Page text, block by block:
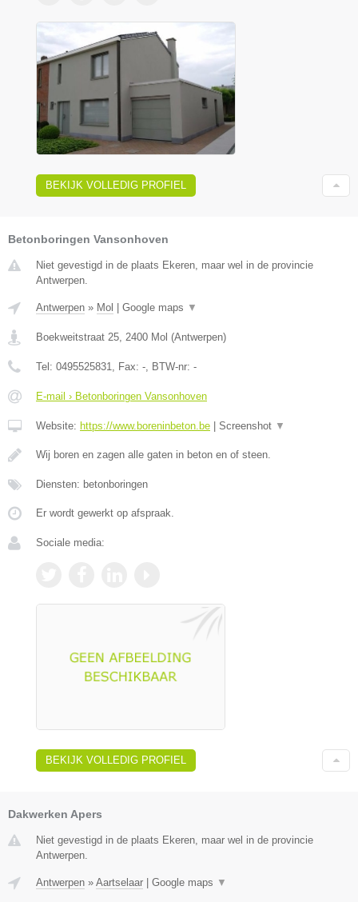
BEKIJK VOLLEDIG PROFIEL
Betonboringen Vansonhoven
Niet gevestigd in de plaats Ekeren, maar wel in de provincie
Antwerpen.
Antwerpen » Mol | Google maps ▼
Boekweitstraat 25 2400 Mol (Antwerpen)
Tel: 0495525831 , Fax: - , BTW-nr: -
E-mail › Betonboringen Vansonhoven
Website: https://www.boreninbeton.be | Screenshot ▼
Wij boren en zagen alle gaten in beton en of steen.
Diensten: betonboringen
Er wordt gewerkt op afspraak.
Sociale media:
BEKIJK VOLLEDIG PROFIEL
Dakwerken Apers
Niet gevestigd in de plaats Ekeren, maar wel in de provincie
Antwerpen.
Antwerpen » Aartselaar Google maps ▼